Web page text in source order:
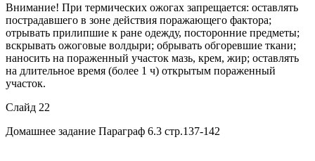
Внимание! При термических ожогах запрещается: оставлять
пострадавшего в зоне действия поражающего фактора;
отрывать прилипшие к ране одежду, посторонние предметы;
вскрывать ожоговые волдыри; обрывать обгоревшие ткани;
наносить на пораженный участок мазь, крем, жир; оставлять
на длительное время (более 1 ч) открытым пораженный
участок.
Слайд 22
Домашнее задание Параграф 6.3 стр.137-142